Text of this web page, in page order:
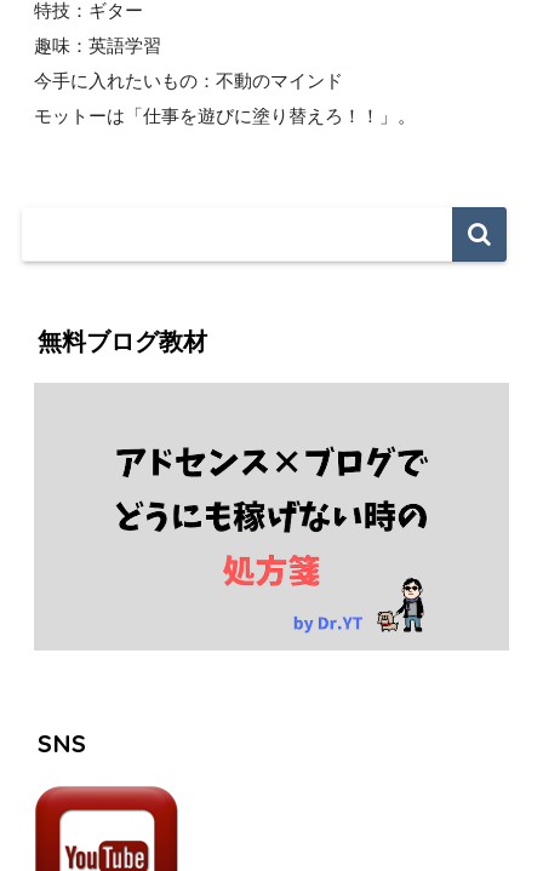
特技：ギター
趣味：英語学習
今手に入れたいもの：不動のマインド
モットーは「仕事を遊びに塗り替えろ！！」。
無料ブログ教材
SNS